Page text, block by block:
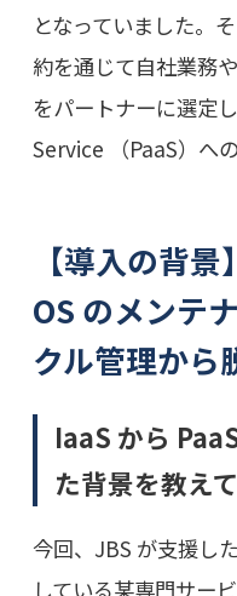
となっていました。
約を通じて自社業務
をパートナーに選定
Service （PaaS）へ
【導入の背景】
OS のメンテ
クル管理から
IaaS から
た背景を教え
今回、JBS が支援し
している某専門サー